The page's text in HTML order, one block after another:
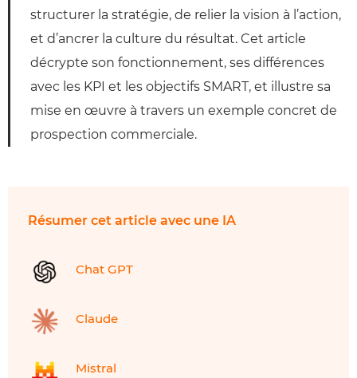
structurer la stratégie, de relier la vision à l’action,
et d’ancrer la culture du résultat. Cet article
décrypte son fonctionnement, ses différences
avec les KPI et les objectifs SMART, et illustre sa
mise en œuvre à travers un exemple concret de
prospection commerciale.
Résumer cet article avec une IA
Chat GPT
Claude
Mistral